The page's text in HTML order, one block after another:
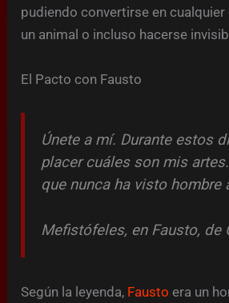
pudiendo convertirse en cualquier
un animal o incluso hacerse
El Pacto con Fausto
Únete a mí. Durante estos
placer cuáles son mis
que nunca ha visto hombre
Mefistófeles, en Fausto, de
Según la leyenda, Fausto era un